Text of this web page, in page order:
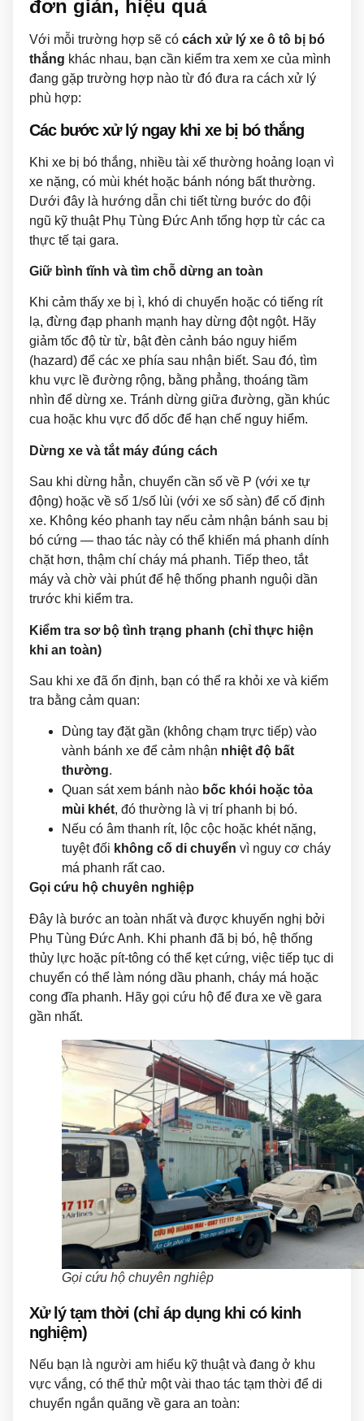
đơn giản, hiệu quả
Với mỗi trường hợp sẽ có cách xử lý xe ô tô bị bó
thắng khác nhau, bạn cần kiểm tra xem xe của mình
đang gặp trường hợp nào từ đó đưa ra cách xử lý
phù hợp:
Các bước xử lý ngay khi xe bị bó thắng
Khi xe bị bó thắng, nhiều tài xế thường hoảng loạn vì
xe nặng, có mùi khét hoặc bánh nóng bất thường.
Dưới đây là hướng dẫn chi tiết từng bước do đội
ngũ kỹ thuật Phụ Tùng Đức Anh tổng hợp từ các ca
thực tế tại gara.
Giữ bình tĩnh và tìm chỗ dừng an toàn
Khi cảm thấy xe bị ì, khó di chuyển hoặc có tiếng rít
lạ, đừng đạp phanh mạnh hay dừng đột ngột. Hãy
giảm tốc độ từ từ, bật đèn cảnh báo nguy hiểm
(hazard) để các xe phía sau nhận biết. Sau đó, tìm
khu vực lề đường rộng, bằng phẳng, thoáng tầm
nhìn để dừng xe. Tránh dừng giữa đường, gần khúc
cua hoặc khu vực đổ dốc để hạn chế nguy hiểm.
Dừng xe và tắt máy đúng cách
Sau khi dừng hẳn, chuyển cần số về P (với xe tự
động) hoặc về số 1/số lùi (với xe số sàn) để cố định
xe. Không kéo phanh tay nếu cảm nhận bánh sau bị
bó cứng — thao tác này có thể khiến má phanh dính
chặt hơn, thậm chí cháy má phanh. Tiếp theo, tắt
máy và chờ vài phút để hệ thống phanh nguội dần
trước khi kiểm tra.
Kiểm tra sơ bộ tình trạng phanh (chỉ thực hiện
khi an toàn)
Sau khi xe đã ổn định, bạn có thể ra khỏi xe và kiểm
tra bằng cảm quan:
Dùng tay đặt gần (không chạm trực tiếp) vào
vành bánh xe để cảm nhận nhiệt độ bất
thường.
Quan sát xem bánh nào bốc khói hoặc tỏa
mùi khét, đó thường là vị trí phanh bị bó.
Nếu có âm thanh rít, lộc cộc hoặc khét nặng,
tuyệt đối không cố di chuyển vì nguy cơ cháy
má phanh rất cao.
Gọi cứu hộ chuyên nghiệp
Đây là bước an toàn nhất và được khuyến nghị bởi
Phụ Tùng Đức Anh. Khi phanh đã bị bó, hệ thống
thủy lực hoặc pít-tông có thể kẹt cứng, việc tiếp tục di
chuyển có thể làm nóng dầu phanh, cháy má hoặc
cong đĩa phanh. Hãy gọi cứu hộ để đưa xe về gara
gần nhất.
Gọi cứu hộ chuyên nghiệp
Xử lý tạm thời (chỉ áp dụng khi có kinh
nghiệm)
Nếu bạn là người am hiểu kỹ thuật và đang ở khu
vực vắng, có thể thử một vài thao tác tạm thời để di
chuyển ngắn quãng về gara an toàn: